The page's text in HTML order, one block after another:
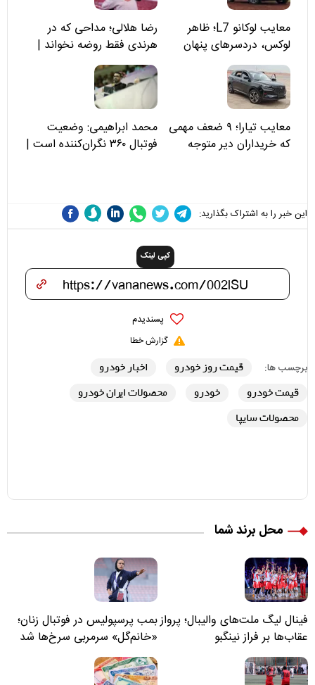
معایب لوکانو L7؛ ظاهر
لوکس، دردسرهای پنهان
رضا هلالی؛ مداحی که در
هرندی فقط روضه نخواند |
مسئولان «تکیه‌گاه آقا مرتضی
علی(ع)» را جدی‌تر ببینند
معایب تیارا؛ ۹ ضعف مهمی
که خریداران دیر متوجه
محمد ابراهیمی: وضعیت
فوتبال ۳۶۰ نگران‌کننده است |
این خبر را به اشتراک بگذارید:
کپی لینک
پسندیدم
گزارش خطا
برچسب ها: قیمت روز خودرو
اخبار خودرو
قیمت خودرو
خودرو
محصولات ایران خودرو
محصولات سایپا
محل برند شما
فینال لیگ ملت‌های والیبال؛ پرواز
عقاب‌ها بر فراز نینگبو
بمب پرسپولیس در فوتبال زنان؛
«خانم‌گل» سرمربی سرخ‌ها شد